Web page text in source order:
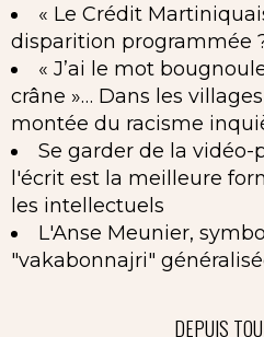
« Le Crédit
disparition programmée
« J’ai le mot
crâne »… Dans les
montée du racisme
Se garder de la vidéo-
l'écrit est la meilleure
les intellectuels
L'Anse Meunier,
"vakabonnajri"
DEPUIS